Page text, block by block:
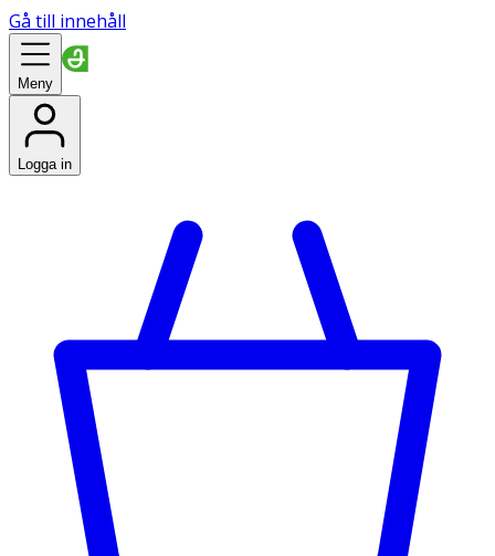
Gå till innehåll
Meny
Logga in